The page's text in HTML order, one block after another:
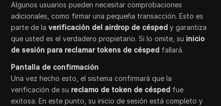
Algunos usuarios pueden necesitar comprobaciones
adicionales, como firmar una pequeña transacción. Esto es
parte de laverificación del airdrop de césped y garantiza
que usted es el verdadero propietario. Si lo omite, su inicio
de sesión para reclamar tokens de césped fallará.
Pantalla de confirmación
Una vez hecho esto, el sistema confirmará que la
verificación de su reclamo de token de césped fue
exitosa. En este punto, su inicio de sesión está completo y